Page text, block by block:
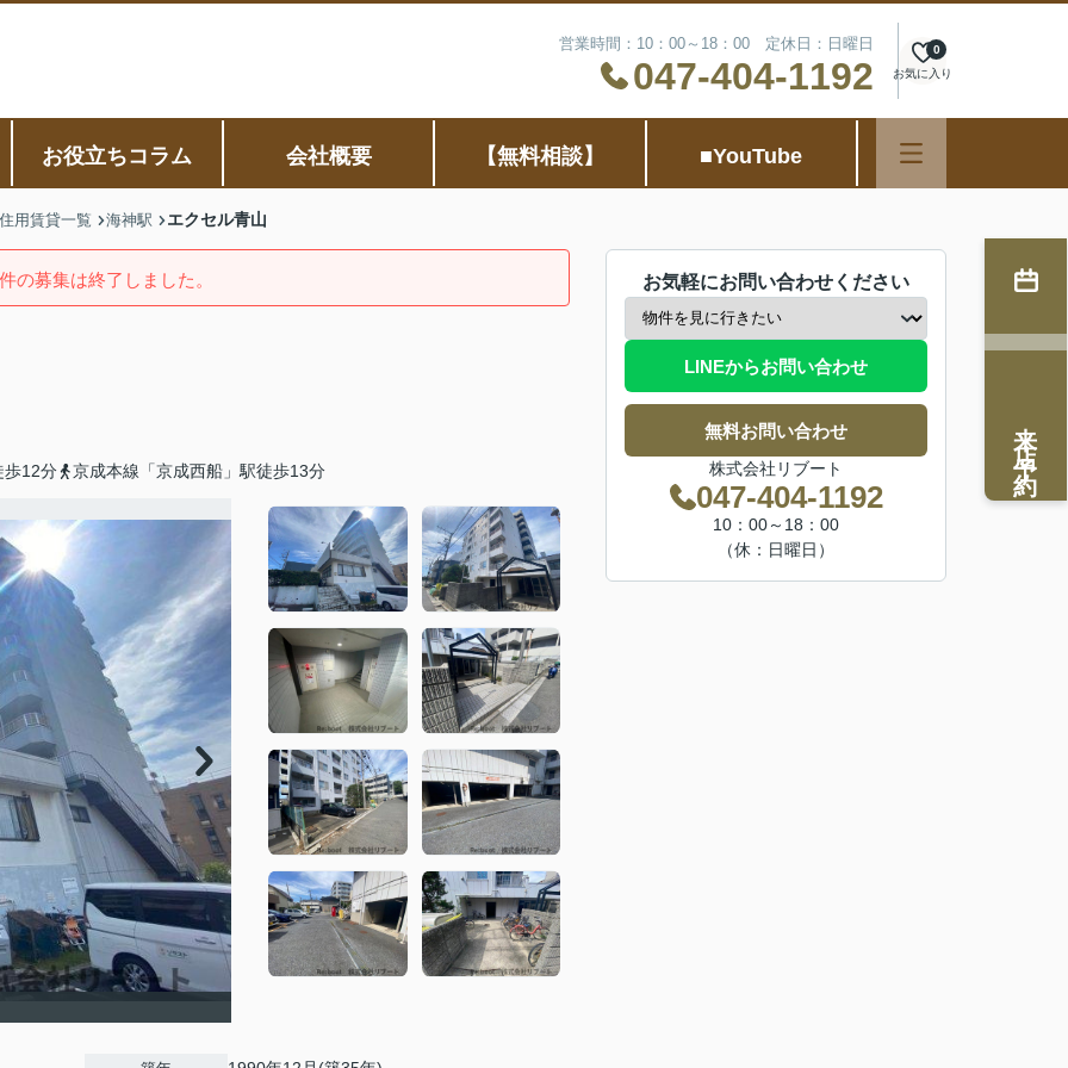
営業時間：10：00～18：00 定休日：日曜日
047-404-1192 お気に入り
0
お役立ちコラム 会社概要 【無料相談】 ■YouTube
用賃貸一覧 海神駅 エクセル青山
の募集は終了しました。
歩12分 京成本線「京成西船」駅徒歩13分
お気軽にお問い合わせください
LINEからお問い合わせ
無料お問い合わせ
株式会社リブート
047-404-1192
10：00～18：00
（休：日曜日）
来店予約